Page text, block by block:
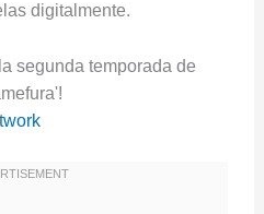
digitalmente.